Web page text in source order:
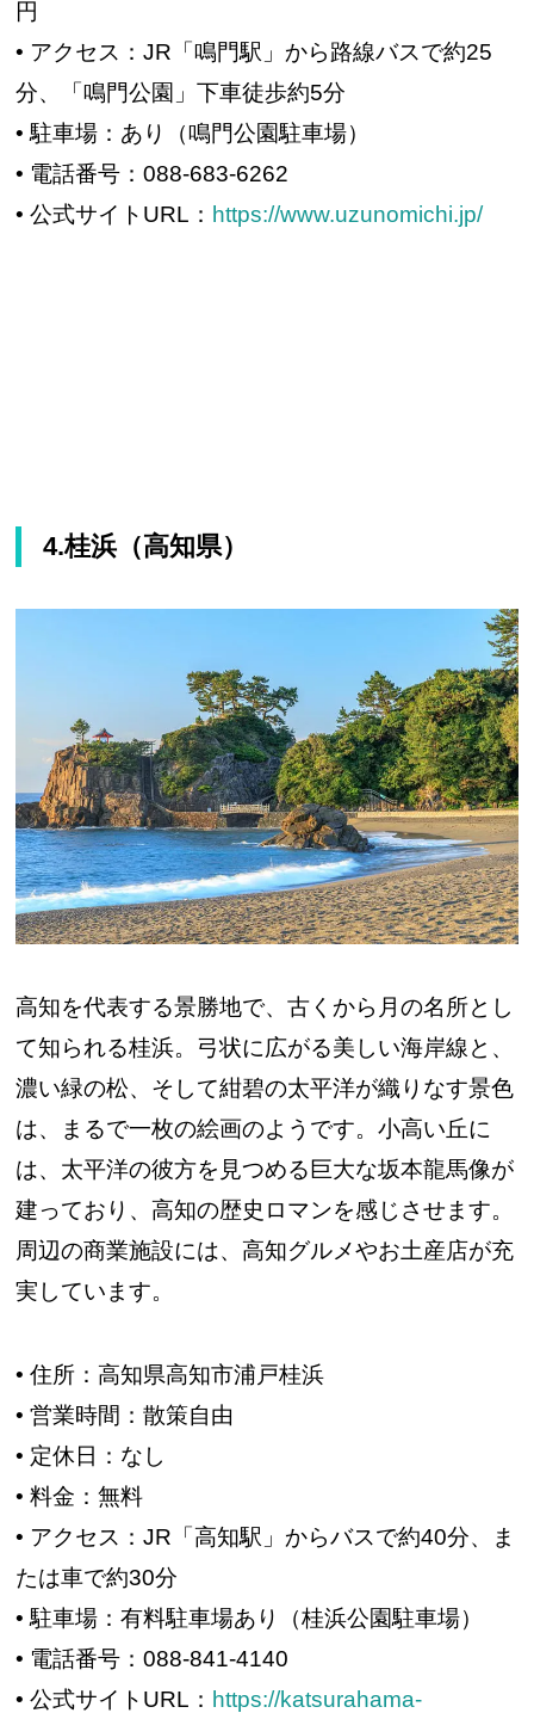
円
• アクセス：JR「鳴門駅」から路線バスで約25
分、「鳴門公園」下車徒歩約5分
• 駐車場：あり（鳴門公園駐車場）
• 電話番号：088-683-6262
• 公式サイトURL： https://www.uzunomichi.jp/
4.桂浜（高知県）
高知を代表する景勝地で、古くから月の名所とし
て知られる桂浜。弓状に広がる美しい海岸線と、
濃い緑の松、そして紺碧の太平洋が織りなす景色
は、まるで一枚の絵画のようです。小高い丘に
は、太平洋の彼方を見つめる巨大な坂本龍馬像が
建っており、高知の歴史ロマンを感じさせます。
周辺の商業施設には、高知グルメやお土産店が充
実しています。
• 住所：高知県高知市浦戸桂浜
• 営業時間：散策自由
• 定休日：なし
• 料金：無料
• アクセス：JR「高知駅」からバスで約40分、ま
たは車で約30分
• 駐車場：有料駐車場あり（桂浜公園駐車場）
• 電話番号：088-841-4140
• 公式サイトURL： https://katsurahama-